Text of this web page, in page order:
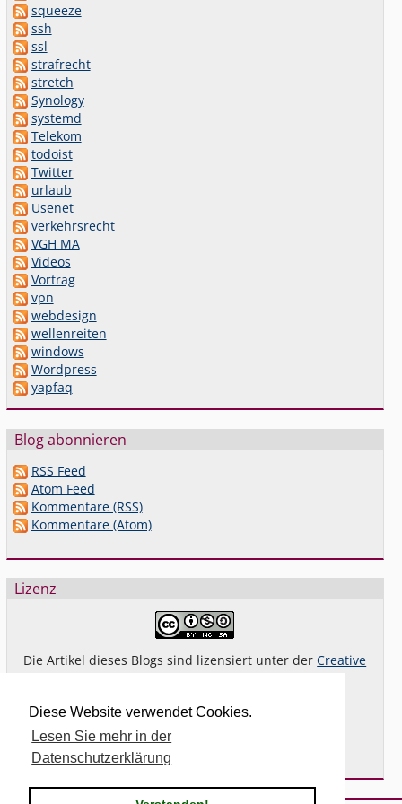
Diese Website verwendet Cookies.
Lesen Sie mehr in der
Datenschutzerklärung
squeeze
ssh
ssl
strafrecht
stretch
Synology
systemd
Telekom
todoist
Twitter
urlaub
Usenet
verkehrsrecht
VGH MA
Videos
Vortrag
vpn
webdesign
wellenreiten
windows
Wordpress
yapfaq
Blog abonnieren
RSS Feed
Atom Feed
Kommentare (RSS)
Kommentare (Atom)
Lizenz
Die Artikel dieses Blogs sind lizensiert unter derCreative
Das giltnichtfür Bilder oder (andere) erkennbare
Beiträge.